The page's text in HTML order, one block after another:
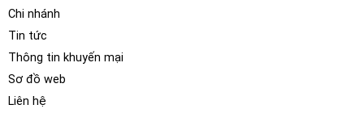
Chi nhánh
Tin tức
Thông tin khuyến mại
Sơ đồ web
Liên hệ